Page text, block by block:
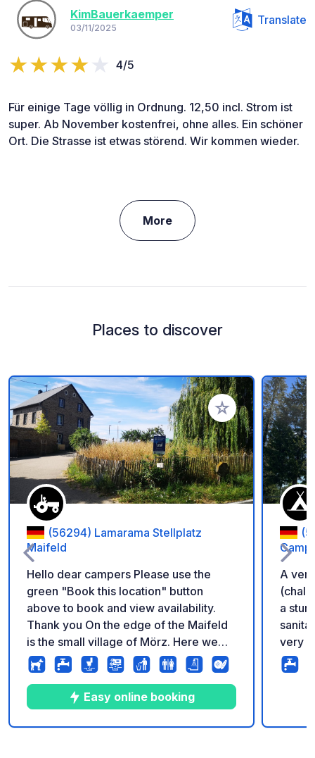
KimBauerkaemper
03/11/2025
Translate
4/5
Für einige Tage völlig in Ordnung. 12,50 incl. Strom ist
super. Ab November kostenfrei, ohne alles. Ein schöner
Ort. Die Strasse ist etwas störend. Wir kommen wieder.
More
Places to discover
Add to your
(56294) Lamarama Stellplatz
Maifeld
Hello dear campers Please use the
green "Book this location" button
above to book and view availability.
Thank you On the edge of the Maifeld
is the small village of Mörz. Here we
run a small horse farm with (clear)
horses, llamas and chickens. On our
meadow there is enough space for
your stay near the Moselle, Hunsrück
and Eifel. We offer you 2 fully equipped
Easy online booking
A
a
very
bike.